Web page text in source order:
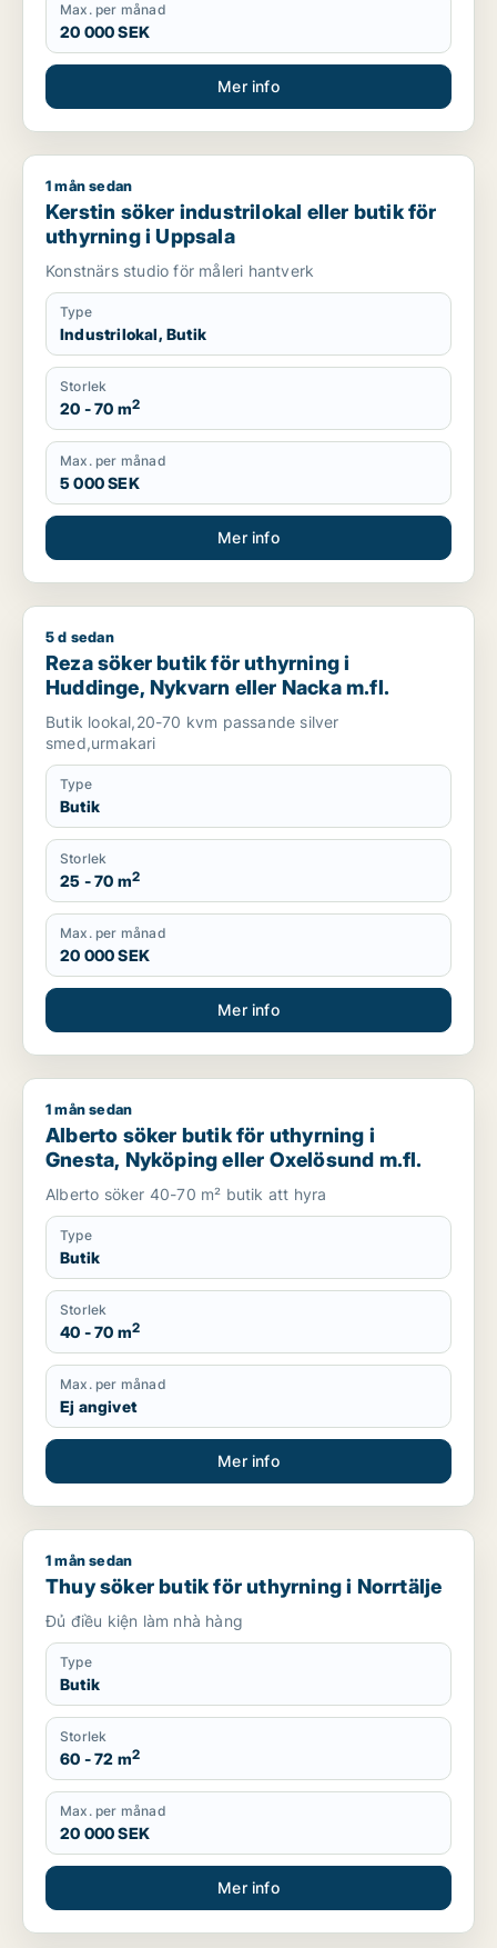
Max. per månad
20 000 SEK
Mer info
Kerstin söker industrilokal eller butik för uthyrning i Uppsala
1 mån sedan
Kerstin söker industrilokal eller butik för
uthyrning i Uppsala
Konstnärs studio för måleri hantverk
Type
Industrilokal, Butik
Storlek
20 - 70 m2
Max. per månad
5 000 SEK
Mer info
Reza söker butik för uthyrning i Huddinge, Nykvarn eller
5 d sedan
Reza söker butik för uthyrning i
Huddinge, Nykvarn eller Nacka m.fl.
Butik lookal,20-70 kvm passande silver
smed,urmakari
Type
Butik
Storlek
25 - 70 m2
Max. per månad
20 000 SEK
Mer info
Alberto söker butik för uthyrning i Gnesta, Nyköping eller
1 mån sedan
Alberto söker butik för uthyrning i
Gnesta, Nyköping eller Oxelösund m.fl.
Alberto söker 40-70 m² butik att hyra
Type
Butik
Storlek
40 - 70 m2
Max. per månad
Ej angivet
Mer info
Thuy söker butik för uthyrning i Norrtälje
1 mån sedan
Thuy söker butik för uthyrning i Norrtälje
Đủ điều kiện làm nhà hàng
Type
Butik
Storlek
60 - 72 m2
Max. per månad
20 000 SEK
Mer info